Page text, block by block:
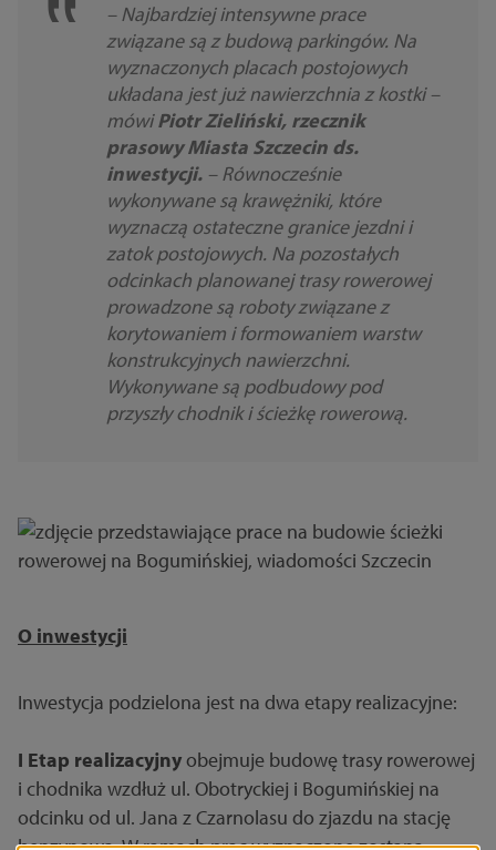
– Najbardziej intensywne prace
związane są z budową parkingów. Na
wyznaczonych placach postojowych
układana jest już nawierzchnia z kostki –
mówiPiotr Zieliński, rzecznik
prasowy Miasta Szczecin ds.
inwestycji. – Równocześnie
wykonywane są krawężniki, które
wyznaczą ostateczne granice jezdni i
zatok postojowych. Na pozostałych
odcinkach planowanej trasy rowerowej
prowadzone są roboty związane z
korytowaniem i formowaniem warstw
konstrukcyjnych nawierzchni.
Wykonywane są podbudowy pod
przyszły chodnik i ścieżkę rowerową.
O inwestycji
Inwestycja podzielona jest na dwa etapy realizacyjne:
I Etap realizacyjnyobejmuje budowę trasy rowerowej
i chodnika wzdłuż ul. Obotryckiej i Bogumińskiej na
odcinku od ul. Jana z Czarnolasu do zjazdu na stację